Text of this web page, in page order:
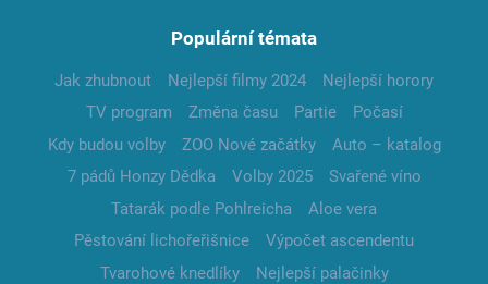
Populární témata
Jak zhubnout Nejlepší filmy 2024
Nejlepší horory
TV program
Změna času Partie
Počasí
Kdy budou volby
ZOO Nové začátky
Auto – katalog
7 pádů Honzy Dědka
Volby 2025
Svařené víno
Tatarák podle Pohlreicha
Aloe vera
Pěstování lichořeřišnice
Výpočet ascendentu
Tvarohové knedlíky
Nejlepší palačinky